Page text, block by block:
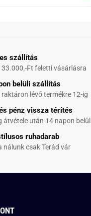
szállítás
33.000,-Ft feletti vásárlásra
belüli szállítás
raktáron lévő termékre 12-ig
pénz vissza térítés
átvétele után 14 napon belül
ruhadarab
nálunk csak Terád vár